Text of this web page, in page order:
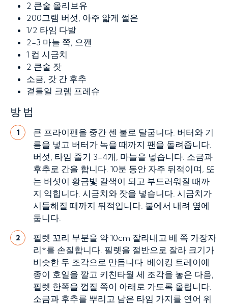
2 큰술 올리브유
200그램 버섯, 아주 얇게 썰은
1/2 타임 다발
2-3 마늘 쪽, 으깬
1 컵 시금치
2 큰술 잣
소금, 갓 간 후추
곁들일 크렘 프레슈
방법
1
큰 프라이팬을 중간 센 불로 달굽니다. 버터와 기
름을 넣고 버터가 녹을 때까지 팬을 돌려줍니다.
버섯, 타임 줄기 3-4개, 마늘을 넣습니다. 소금과
후추로 간을 합니다. 10분 동안 자주 뒤적이며, 또
는 버섯이 황금빛 갈색이 되고 부드러워질 때까
지 익힙니다. 시금치와 잣을 넣습니다. 시금치가
시들해질 때까지 뒤적입니다. 불에서 내려 옆에
둡니다.
2
필렛 꼬리 부분을 약 10cm 잘라내고 배 쪽 가장자
리*를 손질합니다. 필렛을 절반으로 잘라 크기가
비슷한 두 조각으로 만듭니다. 베이킹 트레이에
종이 호일을 깔고 키친타월 세 조각을 놓은 다음,
필렛 한쪽을 껍질 쪽이 아래로 가도록 올립니다.
소금과 후추를 뿌리고 남은 타임 가지를 연어 위